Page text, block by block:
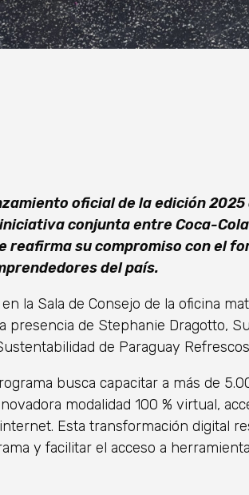
oficial de la edición
conjunta entre Coca-
reafirma su compromiso con el
del país.
la Sala de Consejo de la oficina
presencia de Stephanie Dragotto,
de Paraguay
busca capacitar a más de
modalidad 100 % virtual,
Esta transformación digital
y facilitar el acceso a